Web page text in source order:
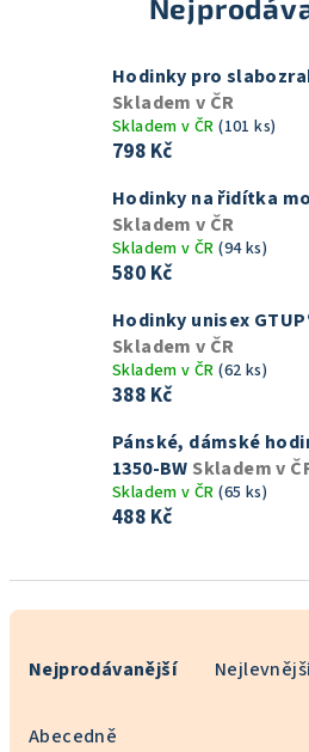
Hodinky pro
Skladem v ČR
Skladem v ČR(101 ks)
798 Kč
Hodinky na řidítka
Skladem v ČR
Skladem v ČR(94 ks)
580 Kč
Hodinky unisex
Skladem v ČR
Skladem v ČR(62 ks)
388 Kč
Pánské, dámské
1350-BW Skladem v
Skladem v ČR(65 ks)
488 Kč
Nejprodávanější
Abecedně